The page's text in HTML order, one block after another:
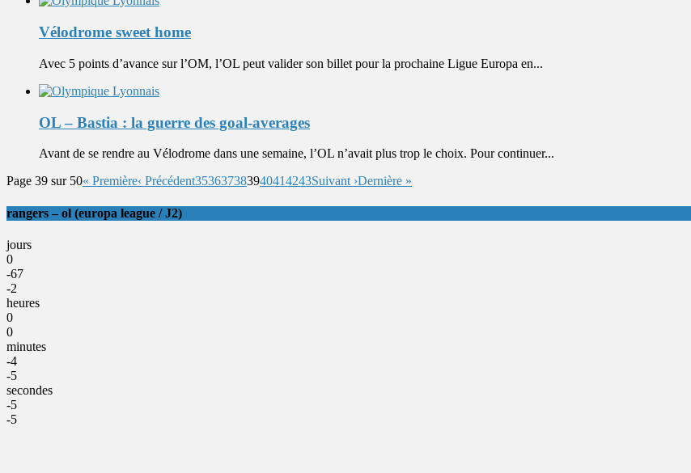
Vélodrome sweet home
Avec 5 points d’avance sur l’OM, l’OL peut valider son billet pour la prochaine Ligue Europa en...
OL – Bastia : la guerre des goal-averages
Avant de se rendre au Vélodrome dans une semaine, l’OL n’avait plus trop le choix. Pour continuer...
Page 39 sur 50« Première‹ Précédent353637383940414243Suivant ›Dernière »
rangers – ol (europa league / J2)
jours
0
-67
-2
heures
0
0
minutes
-4
-5
secondes
-5
-5